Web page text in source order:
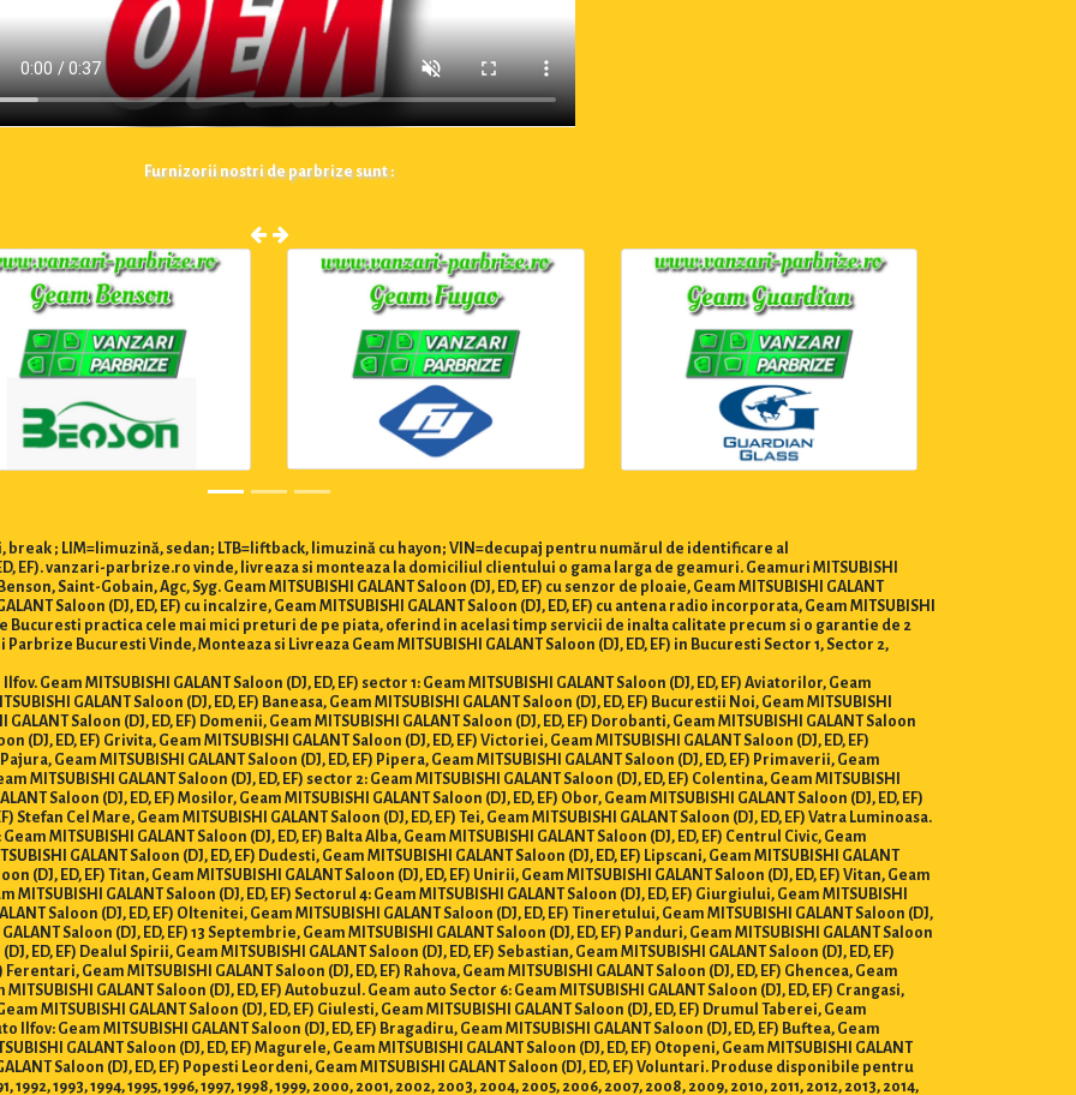
Furnizorii nostri de parbrize sunt :
break ; LIM=limuzină, sedan; LTB=liftback, limuzină cu hayon; VIN=decupaj pentru numărul de identificare al
EF). vanzari-parbrize.ro vinde, livreaza si monteaza la domiciliul clientului o gama larga de geamuri. Geamuri MITSUBISHI
Saint-Gobain, Agc, Syg. Geam MITSUBISHI GALANT Saloon (DJ, ED, EF) cu senzor de ploaie, Geam MITSUBISHI GALANT
Saloon (DJ, ED, EF) cu incalzire, Geam MITSUBISHI GALANT Saloon (DJ, ED, EF) cu antena radio incorporata, Geam MITSUBISHI
Bucuresti practica cele mai mici preturi de pe piata, oferind in acelasi timp servicii de inalta calitate precum si o garantie de 2
Bucuresti Vinde, Monteaza si Livreaza Geam MITSUBISHI GALANT Saloon (DJ, ED, EF) in Bucuresti Sector 1, Sector 2,
MITSUBISHI GALANT Saloon (DJ, ED, EF) sector 1: Geam MITSUBISHI GALANT Saloon (DJ, ED, EF) Aviatorilor, Geam
GALANT Saloon (DJ, ED, EF) Baneasa, Geam MITSUBISHI GALANT Saloon (DJ, ED, EF) Bucurestii Noi, Geam MITSUBISHI
GALANT Saloon (DJ, ED, EF) Domenii, Geam MITSUBISHI GALANT Saloon (DJ, ED, EF) Dorobanti, Geam MITSUBISHI GALANT Saloon
(DJ, ED, EF) Grivita, Geam MITSUBISHI GALANT Saloon (DJ, ED, EF) Victoriei, Geam MITSUBISHI GALANT Saloon (DJ, ED, EF)
Geam MITSUBISHI GALANT Saloon (DJ, ED, EF) Pipera, Geam MITSUBISHI GALANT Saloon (DJ, ED, EF) Primaverii, Geam
MITSUBISHI GALANT Saloon (DJ, ED, EF) sector 2: Geam MITSUBISHI GALANT Saloon (DJ, ED, EF) Colentina, Geam MITSUBISHI
Saloon (DJ, ED, EF) Mosilor, Geam MITSUBISHI GALANT Saloon (DJ, ED, EF) Obor, Geam MITSUBISHI GALANT Saloon (DJ, ED, EF)
Stefan Cel Mare, Geam MITSUBISHI GALANT Saloon (DJ, ED, EF) Tei, Geam MITSUBISHI GALANT Saloon (DJ, ED, EF) Vatra Luminoasa.
MITSUBISHI GALANT Saloon (DJ, ED, EF) Balta Alba, Geam MITSUBISHI GALANT Saloon (DJ, ED, EF) Centrul Civic, Geam
GALANT Saloon (DJ, ED, EF) Dudesti, Geam MITSUBISHI GALANT Saloon (DJ, ED, EF) Lipscani, Geam MITSUBISHI GALANT
(DJ, ED, EF) Titan, Geam MITSUBISHI GALANT Saloon (DJ, ED, EF) Unirii, Geam MITSUBISHI GALANT Saloon (DJ, ED, EF) Vitan, Geam
MITSUBISHI GALANT Saloon (DJ, ED, EF) Sectorul 4: Geam MITSUBISHI GALANT Saloon (DJ, ED, EF) Giurgiului, Geam MITSUBISHI
Saloon (DJ, ED, EF) Oltenitei, Geam MITSUBISHI GALANT Saloon (DJ, ED, EF) Tineretului, Geam MITSUBISHI GALANT Saloon (DJ,
Saloon (DJ, ED, EF) 13 Septembrie, Geam MITSUBISHI GALANT Saloon (DJ, ED, EF) Panduri, Geam MITSUBISHI GALANT Saloon
ED, EF) Dealul Spirii, Geam MITSUBISHI GALANT Saloon (DJ, ED, EF) Sebastian, Geam MITSUBISHI GALANT Saloon (DJ, ED, EF)
Geam MITSUBISHI GALANT Saloon (DJ, ED, EF) Rahova, Geam MITSUBISHI GALANT Saloon (DJ, ED, EF) Ghencea, Geam
GALANT Saloon (DJ, ED, EF) Autobuzul. Geam auto Sector 6: Geam MITSUBISHI GALANT Saloon (DJ, ED, EF) Crangasi,
MITSUBISHI GALANT Saloon (DJ, ED, EF) Giulesti, Geam MITSUBISHI GALANT Saloon (DJ, ED, EF) Drumul Taberei, Geam
Ilfov: Geam MITSUBISHI GALANT Saloon (DJ, ED, EF) Bragadiru, Geam MITSUBISHI GALANT Saloon (DJ, ED, EF) Buftea, Geam
GALANT Saloon (DJ, ED, EF) Magurele, Geam MITSUBISHI GALANT Saloon (DJ, ED, EF) Otopeni, Geam MITSUBISHI GALANT
Saloon (DJ, ED, EF) Popesti Leordeni, Geam MITSUBISHI GALANT Saloon (DJ, ED, EF) Voluntari. Produse disponibile pentru
1992, 1993, 1994, 1995, 1996, 1997, 1998, 1999, 2000, 2001, 2002, 2003, 2004, 2005, 2006, 2007, 2008, 2009, 2010, 2011, 2012, 2013, 2014,